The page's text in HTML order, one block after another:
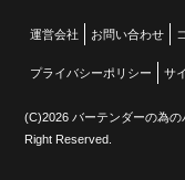
運営会社 お問い合わせ
プライバシーポリシー サ
(C)2026 バーテンダーの為
Right Reserved.